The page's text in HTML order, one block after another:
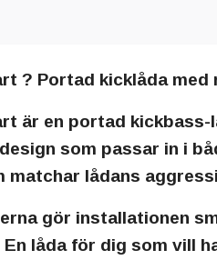
? Portad kicklåda
är en portad
som passar in i
lådans
gör installationen
låda för dig som vill